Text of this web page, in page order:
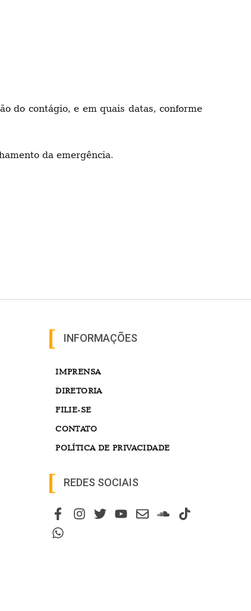
do contágio, e em quais datas, conforme
da emergência.
INFORMAÇÕES
IMPRENSA
DIRETORIA
FILIE-SE
CONTATO
POLÍTICA DE PRIVACIDADE
REDES SOCIAIS